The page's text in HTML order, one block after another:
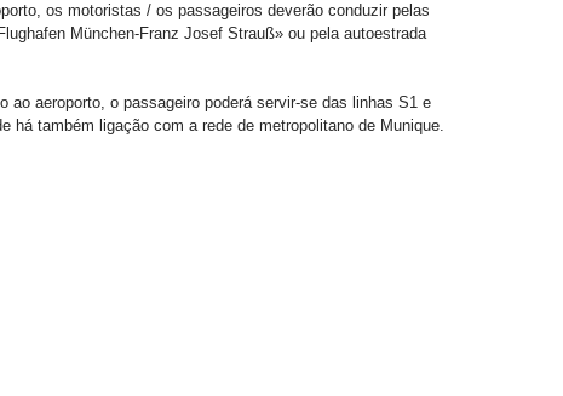
os motoristas / os passageiros deverão conduzir pelas
München-Franz Josef Strauß» ou pela autoestrada
ao aeroporto, o passageiro poderá servir-se das linhas S1 e
há também ligação com a rede de metropolitano de Munique.